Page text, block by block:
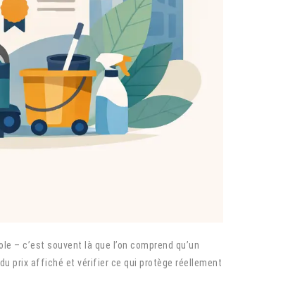
c’est souvent là que l’on comprend qu’un
prix affiché et vérifier ce qui protège réellement